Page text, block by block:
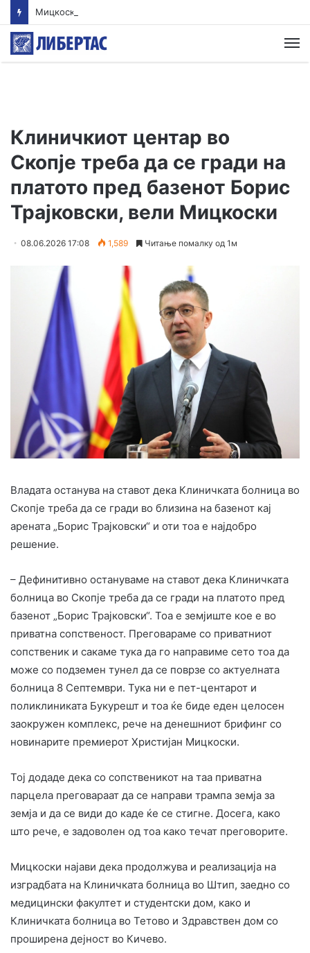
Клиничкиот центар во
Скопје треба да се гради на
платото пред базенот Борис
Трајковски, вели Мицкоски
08.06.2026 17:08 1,589 Читање помалку од 1м
Владата останува на ставот дека Клиничката болница во
Скопје треба да се гради во близина на базенот кај
арената „Борис Трајковски“ и оти тоа е најдобро
решение.
– Дефинитивно остануваме на ставот дека Клиничката
болница во Скопје треба да се гради на платото пред
базенот „Борис Трајковски“. Тоа е земјиште кое е во
приватна сопственост. Преговараме со приватниот
сопственик и сакаме тука да го направиме сето тоа да
може со подземен тунел да се поврзе со актуелната
болница 8 Септември. Тука ни е пет-центарот и
поликлиниката Букурешт и тоа ќе биде еден целосен
заокружен комплекс, рече на денешниот брифинг со
новинарите премиерот Христијан Мицкоски.
Тој додаде дека со сопственикот на таа приватна
парцела преговараат да се направи трампа земја за
земја и да се види до каде ќе се стигне. Досега, како
што рече, е задоволен од тоа како течат преговорите.
Мицкоски најави дека продолжува и реализација на
изградбата на Клиничката болница во Штип, заедно со
медицински факултет и студентски дом, како и
Клиничката болница во Тетово и Здравствен дом со
проширена дејност во Кичево.